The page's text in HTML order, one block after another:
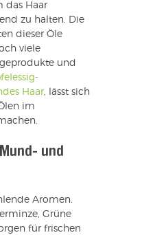
das Haar
zu halten. Die
dieser Öle
viele
und
Haar, lässt sich
im
und
Aromen.
Grüne
für frischen